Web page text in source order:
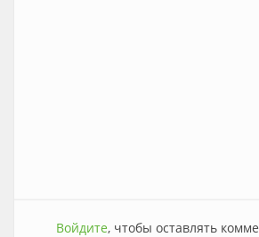
Войдите, чтобы оставлять